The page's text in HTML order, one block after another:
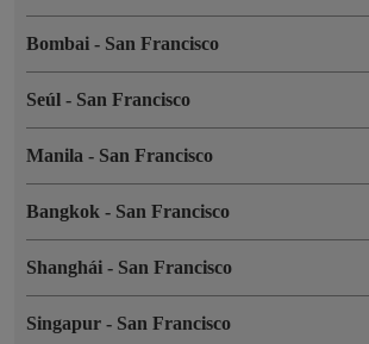
Bombai - San Francisco
Seúl - San Francisco
Manila - San Francisco
Bangkok - San Francisco
Shanghái - San Francisco
Singapur - San Francisco